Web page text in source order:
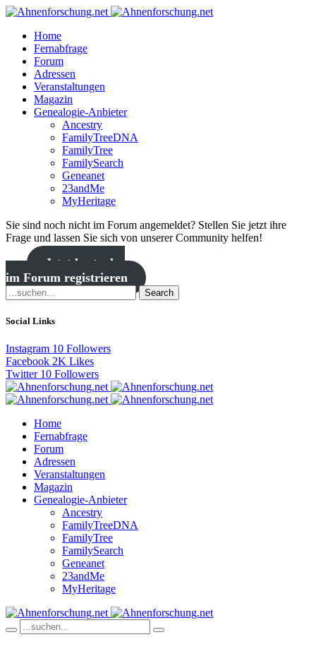
Home
Fernabfrage
Forum
Adressen
Veranstaltungen
Magazin
Genealogie-Anbieter
Ancestry
FamilyTreeDNA
FamilyTree
FamilySearch
Geneanet
23andMe
MyHeritage
Sie sind noch nicht im Forum angemeldet? Stellen Sie jetzt ihre
Frage und lassen Sie sich von unserer Community helfen!
Jetzt kostenlos
im Forum registrieren
Search
Social Links
Instagram 10 Followers
Facebook 2K Likes
Twitter 10 Followers
Home
Fernabfrage
Forum
Adressen
Veranstaltungen
Magazin
Genealogie-Anbieter
Ancestry
FamilyTreeDNA
FamilyTree
FamilySearch
Geneanet
23andMe
MyHeritage